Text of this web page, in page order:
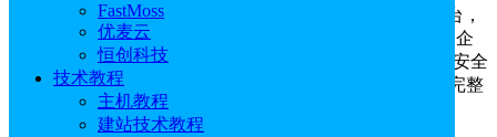
FastMoss
优麦云
恒创科技
技术教程
主机教程
建站技术教程
UCloudAstraFlow星图是一款企业级一站式AI开发平台，
整合模型服务平台与Agent Sandbox安全开发环境，定位为企
业级AI开发的“算力超市”，构建覆盖“模型供给-开发调度-安全
运行-成本管理”的全链路能力体系，打通从模型到应用的完整